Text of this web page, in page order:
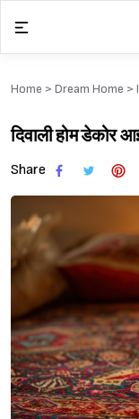
content
Home > Dream Home >
दिवाली होम डेकोर
Share